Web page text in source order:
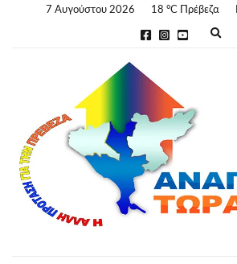
7 Αυγούστου 2026 18 °C Πρέβεζα
f
o
r